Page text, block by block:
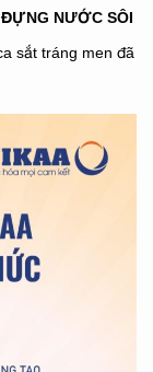
NƯỚC SÔI
sắt tráng men đã